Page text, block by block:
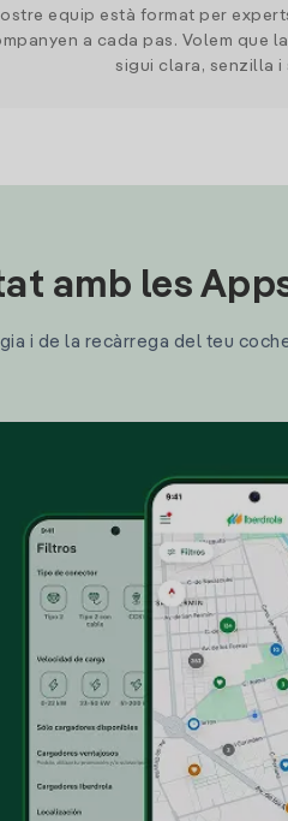
equip està format per
a cada pas. Volem que
sigui clara, senzilla
amb les
i de la recàrrega del teu